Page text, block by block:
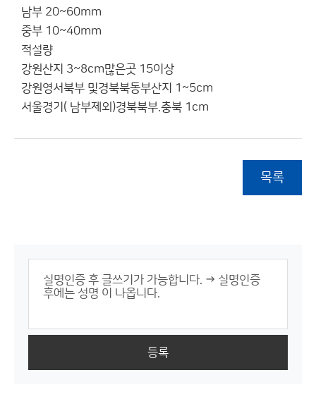
남부 20~60mm
중부 10~40mm
적설량
강원산지 3~8cm많은곳 15이상
강원영서북부 및경북북동부산지 1~5cm
서울경기( 남부제외)경북북부.충북 1cm
목록
등록